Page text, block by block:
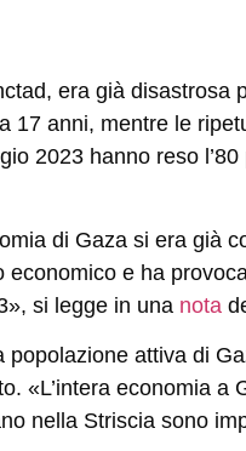
era già disastrosa
17 anni, mentre le
2023 hanno reso
di Gaza si era già
e ha
si legge in una nota
attiva di
«L’intera economia a
nella Striscia sono